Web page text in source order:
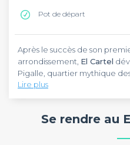
Pot de départ
Après le succès de son
arrondissement, El Cartel
Pigalle, quartier mythique
cœur du
dispose d'espaces adaptés
départ, soirées d'entreprise
El Cartel Pigallepropose un
le décor invite au voyage :
Lire plus
Se rendre au